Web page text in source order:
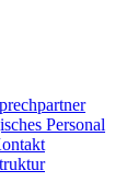
Personal